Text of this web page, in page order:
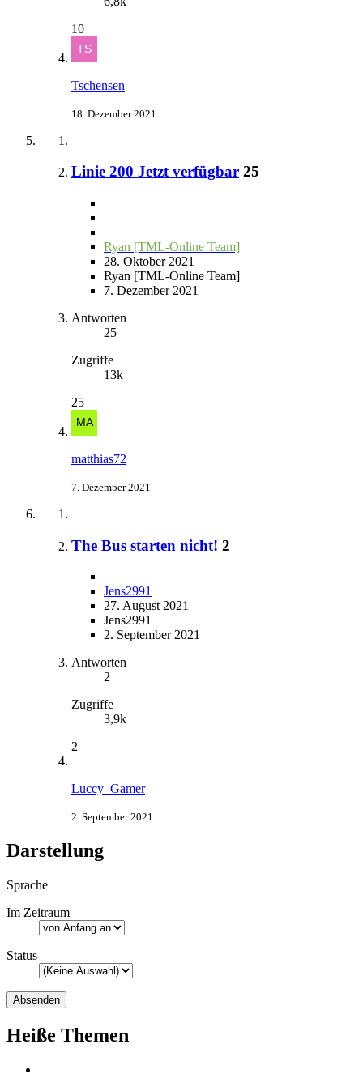
10
Tschensen
18. Dezember 2021
Linie 200 Jetzt verfügbar 25
Ryan [TML-Online Team]
28. Oktober 2021
Ryan [TML-Online Team]
7. Dezember 2021
Antworten
25
Zugriffe
13k
25
matthias72
7. Dezember 2021
The Bus starten nicht! 2
Jens2991
27. August 2021
Jens2991
2. September 2021
Antworten
2
Zugriffe
3,9k
2
Luccy_Gamer
2. September 2021
Darstellung
Sprache
Im Zeitraum
Status
Heiße Themen